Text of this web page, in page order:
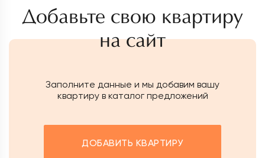
Добавьте свою квартиру
на сайт
Заполните данные и мы добавим вашу
квартиру в каталог предложений
ДОБАВИТЬ КВАРТИРУ